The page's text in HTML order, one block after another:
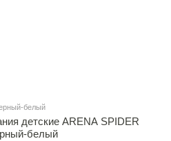
белый
детские ARENA SPIDER
белый